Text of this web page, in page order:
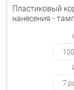
Пластиковый
нанесения -